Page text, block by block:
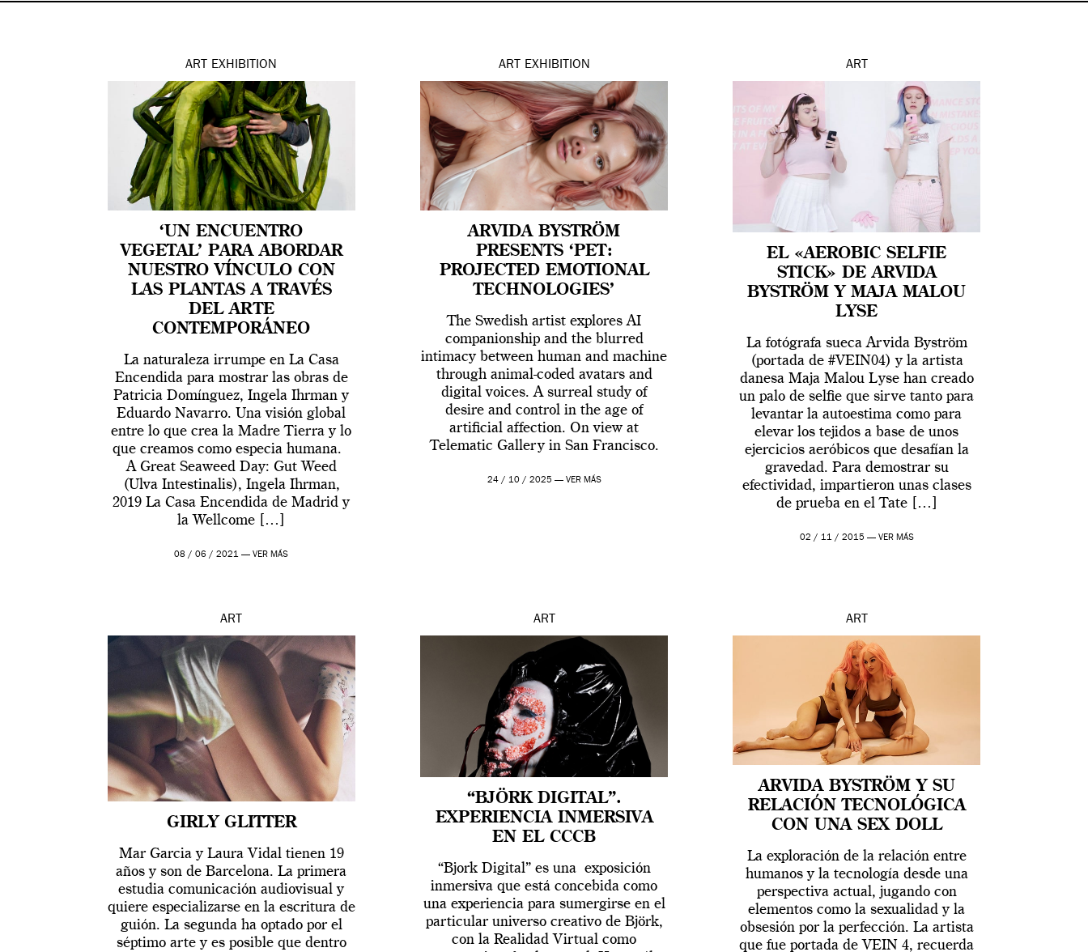
ART EXHIBITION
‘UN ENCUENTRO
VEGETAL’ PARA ABORDAR
NUESTRO VÍNCULO CON
LAS PLANTAS A TRAVÉS
DEL ARTE
CONTEMPORÁNEO
La naturaleza irrumpe en La Casa
Encendida para mostrar las obras de
Patricia Domínguez, Ingela Ihrman y
Eduardo Navarro. Una visión global
entre lo que crea la Madre Tierra y lo
que creamos como especia humana.
A Great Seaweed Day: Gut Weed
(Ulva Intestinalis), Ingela Ihrman,
2019 La Casa Encendida de Madrid y
la Wellcome […]
08 / 06 / 2021 —VER MÁS
ART EXHIBITION
ARVIDA BYSTRÖM
PRESENTS ‘PET:
PROJECTED EMOTIONAL
TECHNOLOGIES’
The Swedish artist explores AI
companionship and the blurred
intimacy between human and machine
through animal-coded avatars and
digital voices. A surreal study of
desire and control in the age of
artificial affection. On view at
Telematic Gallery in San Francisco.
24 / 10 / 2025 — VER MÁS
ART
EL «AEROBIC SELFIE
STICK» DE ARVIDA
BYSTRÖM Y MAJA MALOU
LYSE
La fotógrafa sueca Arvida Byström
(portada de #VEIN04) y la artista
danesa Maja Malou Lyse han creado
un palo de selfie que sirve tanto para
levantar la autoestima como para
elevar los tejidos a base de unos
ejercicios aeróbicos que desafían la
gravedad. Para demostrar su
efectividad, impartieron unas clases
de prueba en el Tate […]
02 / 11 / 2015 — VER MÁS
ART
GIRLY GLITTER
Mar Garcia y Laura Vidal tienen 19
años y son de Barcelona. La primera
estudia comunicación audiovisual y
quiere especializarse en la escritura de
guión. La segunda ha optado por el
séptimo arte y es posible que dentro
ART
“BJÖRK DIGITAL”.
EXPERIENCIA INMERSIVA
EN EL CCCB
“Bjork Digital” es una exposición
inmersiva que está concebida como
una experiencia para sumergirse en el
particular universo creativo de Björk,
con la Realidad Virtual como
ART
ARVIDA BYSTRÖM Y SU
RELACIÓN TECNOLÓGICA
CON UNA SEX DOLL
La exploración de la relación entre
humanos y la tecnología desde una
perspectiva actual, jugando con
elementos como la sexualidad y la
obsesión por la perfección. La artista
que fue portada de VEIN 4, recuerda